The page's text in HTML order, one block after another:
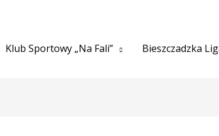
Klub Sportowy „Na Fali” Bieszczadzka